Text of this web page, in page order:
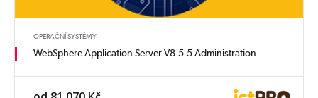
OPERAČNÍ SYSTÉMY
WebSphere Application Server V8.5.5 Administration